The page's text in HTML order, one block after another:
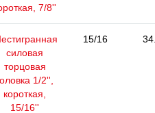
7/8''
силовая
торцовая
1/2'',
короткая,
15/16''
15/16